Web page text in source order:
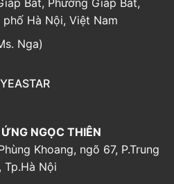
phố Hà Nội, Việt Nam
Nga)
NGỌC THIÊN
Khoang, ngõ 67, P.Trung
Tp.Hà Nội